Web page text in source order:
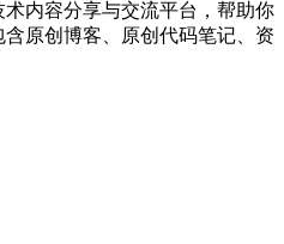
内容分享与交流平台，帮助你
原创博客、原创代码笔记、资